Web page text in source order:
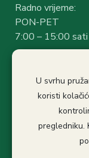
Radno vrijeme:
PON-PET
7:00 – 15:00 sati
Stanka: 10:30-
Politika
Izjava o
Pristup
U svrhu
koristi
pregledniku.